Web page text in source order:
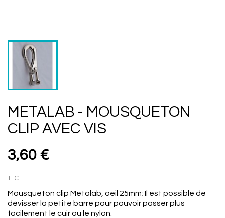
METALAB - MOUSQUETON
CLIP AVEC VIS
3,60 €
TTC
Mousqueton clip Metalab, oeil 25mm; Il est possible de
dévisser la petite barre pour pouvoir passer plus
facilement le cuir ou le nylon.